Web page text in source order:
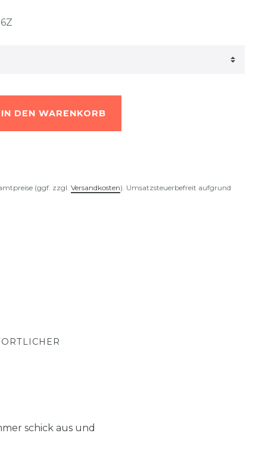
IN DEN WARENKORB
(ggf. zzgl. Versandkosten). Umsatzsteuerbefreit aufgrund
schick aus und